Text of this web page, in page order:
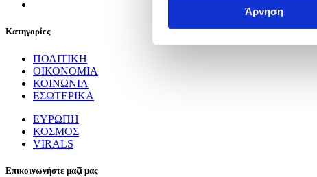
Άρνηση
Κατηγορίες
ΠΟΛΙΤΙΚΗ
ΟΙΚΟΝΟΜΙΑ
ΚΟΙΝΩΝΙΑ
ΕΣΩΤΕΡΙΚΑ
ΕΥΡΩΠΗ
ΚΟΣΜΟΣ
VIRALS
Επικοινωνήστε μαζί μας